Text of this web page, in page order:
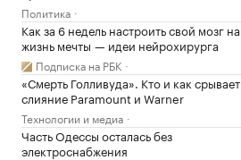
Политика
Как за 6 недель настроить свой мозг на
жизнь мечты — идеи нейрохирурга
Подписка на РБК
«Смерть Голливуда». Кто и как срывает
слияние Paramount и Warner
Технологии и медиа
Часть Одессы осталась без
электроснабжения